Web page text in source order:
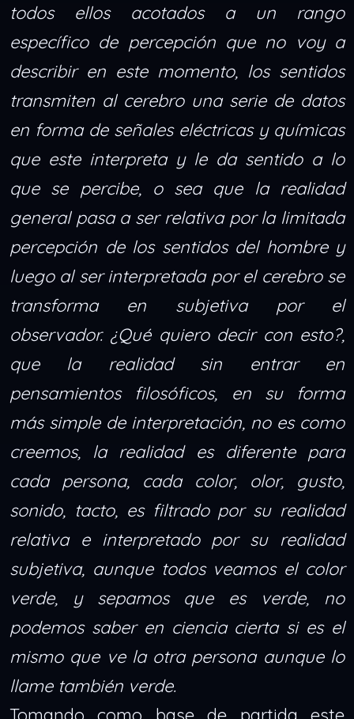
todos ellos acotados a un rango
específico de percepción que no voy a
describir en este momento, los sentidos
transmiten al cerebro una serie de datos
en forma de señales eléctricas y químicas
que este interpreta y le da sentido a lo
que se percibe, o sea que la realidad
general pasa a ser relativa por la limitada
percepción de los sentidos del hombre y
luego al ser interpretada por el cerebro se
transforma en subjetiva por el
observador. ¿Qué quiero decir con esto?,
que la realidad sin entrar en
pensamientos filosóficos, en su forma
más simple de interpretación, no es como
creemos, la realidad es diferente para
cada persona, cada color, olor, gusto,
sonido, tacto, es filtrado por su realidad
relativa e interpretado por su realidad
subjetiva, aunque todos veamos el color
verde, y sepamos que es verde, no
podemos saber en ciencia cierta si es el
mismo que ve la otra persona aunque lo
llame también verde.